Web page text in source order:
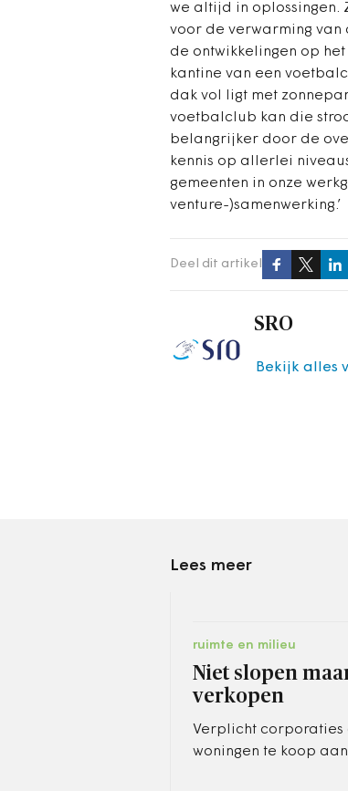
we altijd in oplossingen.
voor de verwarming van
de ontwikkelingen op
kantine van een
dak vol ligt met
voetbalclub kan die
belangrijker door de
kennis op allerlei
gemeenten in onze
venture-)samenwerking.’
Deel dit artikel
SRO
Bekijk alles
Lees meer
ruimte en milieu
Niet slopen
verkopen
Verplicht corporaties
woningen te koop